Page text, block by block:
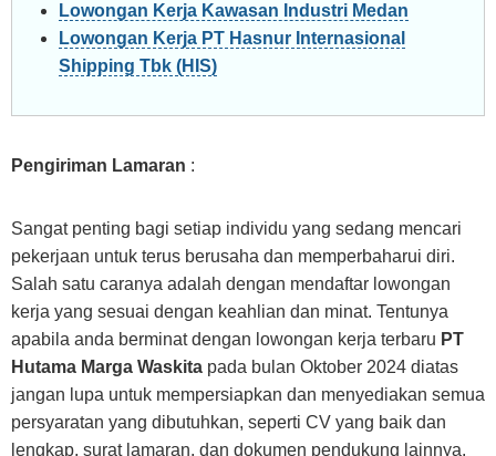
Lowongan Kerja Kawasan Industri Medan
Lowongan Kerja PT Hasnur Internasional
Shipping Tbk (HIS)
Pengiriman Lamaran :
Sangat penting bagi setiap individu yang sedang mencari
pekerjaan untuk terus berusaha dan memperbaharui diri.
Salah satu caranya adalah dengan mendaftar lowongan
kerja yang sesuai dengan keahlian dan minat. Tentunya
apabila anda berminat dengan lowongan kerja terbaru PT
Hutama Marga Waskita pada bulan Oktober 2024 diatas
jangan lupa untuk mempersiapkan dan menyediakan semua
persyaratan yang dibutuhkan, seperti CV yang baik dan
lengkap, surat lamaran, dan dokumen pendukung lainnya.